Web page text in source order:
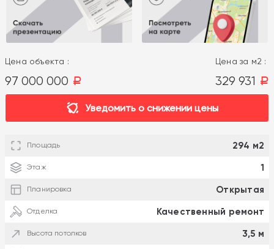
Цена объекта :
97 000 000 a
Цена за м2 :
329 931 a
Уведомить о снижении цены
Площадь 294 м2
Этаж 1
Планировка Открытая
Отделка Качественный ремонт
Высота потолков 3,5 м